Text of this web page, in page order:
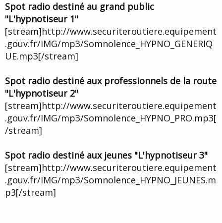
Spot radio destiné au grand public
"L'hypnotiseur 1"
[stream]http://www.securiteroutiere.equipement
.gouv.fr/IMG/mp3/Somnolence_HYPNO_GENERIQ
UE.mp3[/stream]
Spot radio destiné aux professionnels de la route
"L'hypnotiseur 2"
[stream]http://www.securiteroutiere.equipement
.gouv.fr/IMG/mp3/Somnolence_HYPNO_PRO.mp3[
/stream]
Spot radio destiné aux jeunes "L'hypnotiseur 3"
[stream]http://www.securiteroutiere.equipement
.gouv.fr/IMG/mp3/Somnolence_HYPNO_JEUNES.m
p3[/stream]